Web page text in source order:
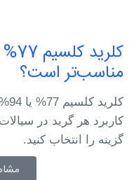
مناسب‌تر است؟
کاربرد هر گرید در
گزینه را انتخاب کنید.